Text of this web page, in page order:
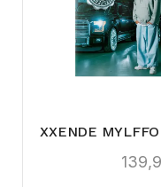
XXENDE